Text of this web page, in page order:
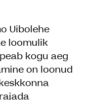
Uibolehe
loomulik
kogu aeg
on loonud